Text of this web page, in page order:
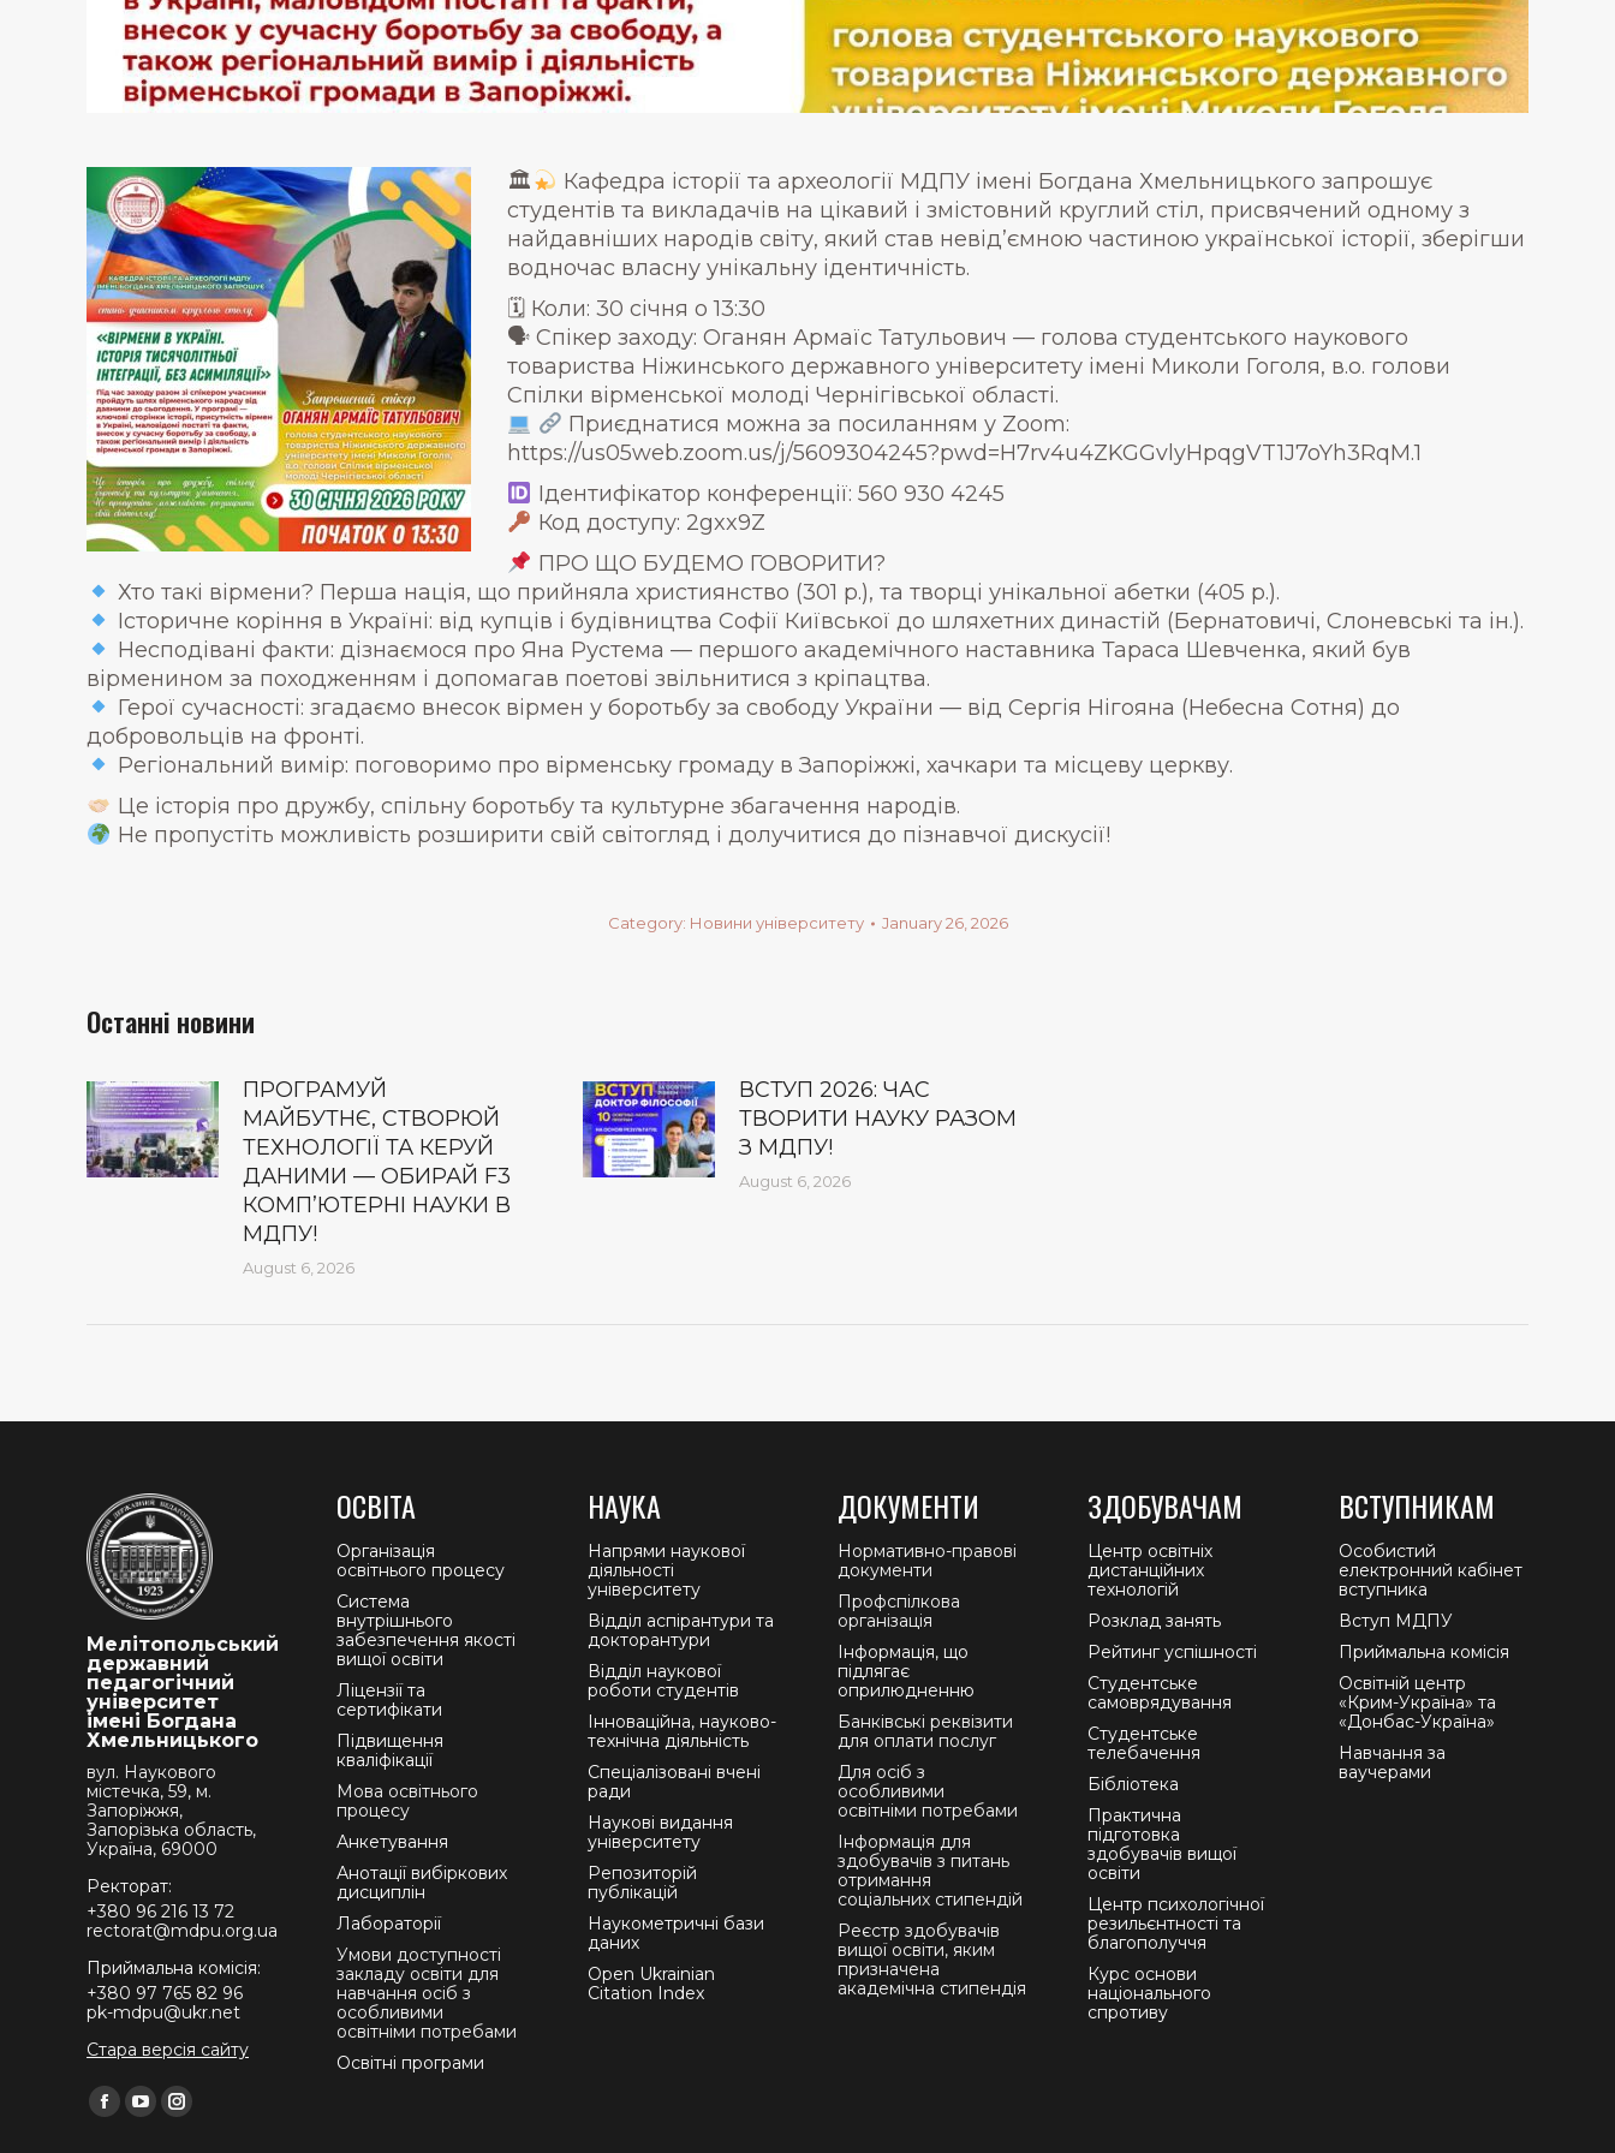
🏛
Кафедра історії та археології МДПУ імені Богдана Хмельницького запрошує
студентів та викладачів на цікавий і змістовний круглий стіл, присвячений одному з
найдавніших народів світу, який став невід’ємною частиною української історії, зберігши
водночас власну унікальну ідентичність.
🗓 Коли: 30 січня о 13:30
🗣 Спікер заходу: Оганян Армаїс Татульович — голова студентського наукового
товариства Ніжинського державного університету імені Миколи Гоголя, в.о. голови
Спілки вірменської молоді Чернігівської області.
Приєднатися можна за посиланням у Zoom:
https://us05web.zoom.us/j/5609304245?pwd=H7rv4u4ZKGGvlyHpqgVT1J7oYh3RqM.1
Ідентифікатор конференції: 560 930 4245
Код доступу: 2gxx9Z
ПРО ЩО БУДЕМО ГОВОРИТИ?
Хто такі вірмени? Перша нація, що прийняла християнство (301 р.), та творці унікальної абетки (405 р.).
Історичне коріння в Україні: від купців і будівництва Софії Київської до шляхетних династій (Бернатовичі, Слоневські та ін.).
Несподівані факти: дізнаємося про Яна Рустема — першого академічного наставника Тараса Шевченка, який був
вірменином за походженням і допомагав поетові звільнитися з кріпацтва.
Герої сучасності: згадаємо внесок вірмен у боротьбу за свободу України — від Сергія Нігояна (Небесна Сотня) до
добровольців на фронті.
Регіональний вимір: поговоримо про вірменську громаду в Запоріжжі, хачкари та місцеву церкву.
Це історія про дружбу, спільну боротьбу та культурне збагачення народів.
Не пропустіть можливість розширити свій світогляд і долучитися до пізнавчої дискусії!
Category: Новини університету January 26, 2026
Останні новини
ПРОГРАМУЙ
МАЙБУТНЄ, СТВОРЮЙ
ТЕХНОЛОГІЇ ТА КЕРУЙ
ДАНИМИ — ОБИРАЙ F3
КОМП’ЮТЕРНІ НАУКИ В
МДПУ!
August 6, 2026
ВСТУП 2026: ЧАС
ТВОРИТИ НАУКУ РАЗОМ
З МДПУ!
August 6, 2026
Мелітопольський
державний
педагогічний
університет
імені Богдана
Хмельницького
вул. Наукового
містечка, 59, м.
Запоріжжя,
Запорізька область,
Україна, 69000
Ректорат:
+380 96 216 13 72
rectorat@mdpu.org.ua
Приймальна комісія:
+380 97 765 82 96
pk-mdpu@ukr.net
Стара версія сайту
Find us on:
Facebook
YouTubeInstagram
ОСВІТА
Організація
освітнього процесу
Система
внутрішнього
забезпечення якості
вищої освіти
Ліцензії та
сертифікати
Підвищення
кваліфікації
Мова освітнього
процесу
Анкетування
Анотації вибіркових
дисциплін
Лабораторії
Умови доступності
закладу освіти для
навчання осіб з
особливими
освітніми потребами
Освітні програми
НАУКА
Напрями наукової
діяльності
університету
Відділ аспірантури та
докторантури
Відділ наукової
роботи студентів
Інноваційна, науково-
технічна діяльність
Спеціалізовані вчені
ради
Наукові видання
університету
Репозиторій
публікацій
Наукометричні бази
даних
Open Ukrainian
Citation Index
ДОКУМЕНТИ
Нормативно-правові
документи
Профспілкова
організація
Інформація, що
підлягає
оприлюдненню
Банківські реквізити
для оплати послуг
Для осіб з
особливими
освітніми потребами
Інформація для
здобувачів з питань
отримання
соціальних стипендій
Реєстр здобувачів
вищої освіти, яким
призначена
академічна стипендія
ЗДОБУВАЧАМ
Центр освітніх
дистанційних
технологій
Розклад занять
Рейтинг успішності
Студентське
самоврядування
Студентське
телебачення
Бібліотека
Практична
підготовка
здобувачів вищої
освіти
Центр психологічної
резильєнтності та
благополуччя
Курс основи
національного
спротиву
ВСТУПНИКАМ
Особистий
електронний кабінет
вступника
Вступ МДПУ
Приймальна комісія
Освітній центр
«Крим-Україна» та
«Донбас-Україна»
Навчання за
ваучерами